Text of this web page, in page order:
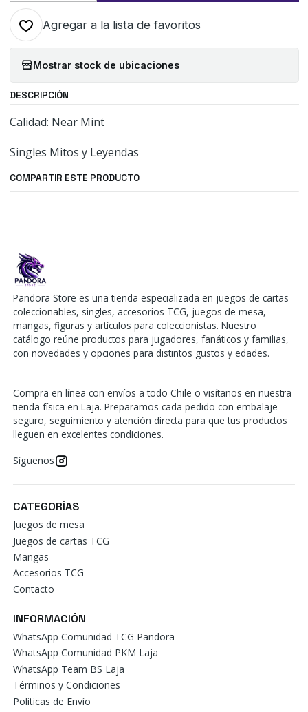
Agregar a la lista de favoritos
Mostrar stock de ubicaciones
DESCRIPCIÓN
Calidad: Near Mint
Singles Mitos y Leyendas
COMPARTIR ESTE PRODUCTO
Pandora Store es una tienda especializada en juegos de cartas
coleccionables, singles, accesorios TCG, juegos de mesa,
mangas, figuras y artículos para coleccionistas. Nuestro
catálogo reúne productos para jugadores, fanáticos y familias,
con novedades y opciones para distintos gustos y edades.
Compra en línea con envíos a todo Chile o visítanos en nuestra
tienda física en Laja. Preparamos cada pedido con embalaje
seguro, seguimiento y atención directa para que tus productos
lleguen en excelentes condiciones.
Síguenos
CATEGORÍAS
Juegos de mesa
Juegos de cartas TCG
Mangas
Accesorios TCG
Contacto
INFORMACIÓN
WhatsApp Comunidad TCG Pandora
WhatsApp Comunidad PKM Laja
WhatsApp Team BS Laja
Términos y Condiciones
Politicas de Envío